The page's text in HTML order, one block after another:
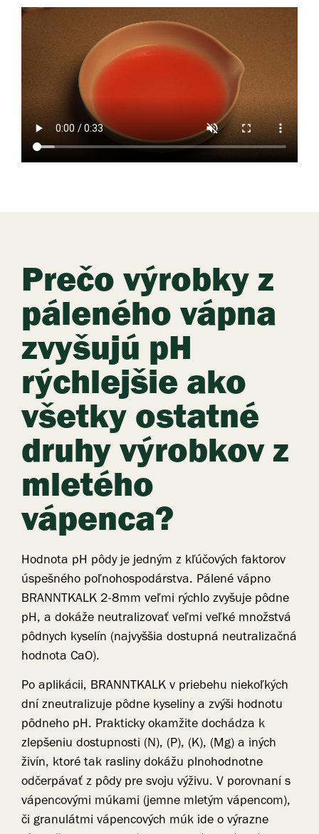
Prečo výrobky z
páleného vápna
zvyšujú pH
rýchlejšie ako
všetky ostatné
druhy výrobkov z
mletého
vápenca?
Hodnota pH pôdy je jedným z kľúčových faktorov
úspešného poľnohospodárstva. Pálené vápno
BRANNTKALK 2-8mm veľmi rýchlo zvyšuje pôdne
pH, a dokáže neutralizovať veľmi veľké množstvá
pôdnych kyselín (najvyššia dostupná neutralizačná
hodnota CaO).
Po aplikácii, BRANNTKALK v priebehu niekoľkých
dní zneutralizuje pôdne kyseliny a zvýši hodnotu
pôdneho pH. Prakticky okamžite dochádza k
zlepšeniu dostupnosti (N), (P), (K), (Mg) a iných
živín, ktoré tak rasliny dokážu plnohodnotne
odčerpávať z pôdy pre svoju výživu. V porovnaní s
vápencovými múkami (jemne mletým vápencom),
či granulátmi vápencových múk ide o výrazne